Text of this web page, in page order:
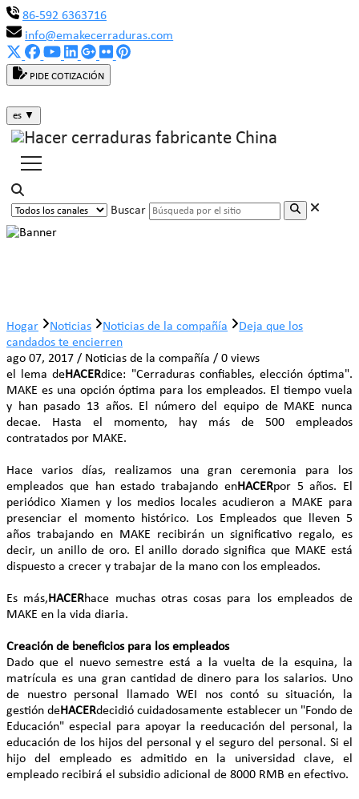
86-592 6363716
info@emakecerraduras.com
PIDE COTIZACIÓN
es ▼
Buscar
Hogar Noticias Noticias de la compañía
Deja que los
candados te encierren
ago 07, 2017 / Noticias de la compañía / 0 views
el lema deHACERdice: "Cerraduras confiables, elección óptima".
MAKE es una opción óptima para los empleados. El tiempo vuela
y han pasado 13 años. El número del equipo de MAKE nunca
decae. Hasta el momento, hay más de 500 empleados
contratados por MAKE.
Hace varios días, realizamos una gran ceremonia para los
empleados que han estado trabajando enHACERpor 5 años. El
periódico Xiamen y los medios locales acudieron a MAKE para
presenciar el momento histórico. Los Empleados que lleven 5
años trabajando en MAKE recibirán un significativo regalo, es
decir, un anillo de oro. El anillo dorado significa que MAKE está
dispuesto a crecer y trabajar de la mano con los empleados.
Es más,HACERhace muchas otras cosas para los empleados de
MAKE en la vida diaria.
Creación de beneficios para los empleados
Dado que el nuevo semestre está a la vuelta de la esquina, la
matrícula es una gran cantidad de dinero para los salarios. Uno
de nuestro personal llamado WEI nos contó su situación, la
gestión deHACERdecidió cuidadosamente establecer un "Fondo de
Educación" especial para apoyar la reeducación del personal, la
educación de los hijos del personal y el seguro del personal. Si el
hijo del empleado es admitido en la universidad clave, el
empleado recibirá el subsidio adicional de 8000 RMB en efectivo.